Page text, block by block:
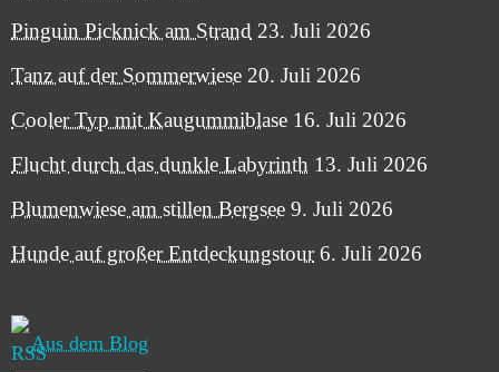
Pinguin Picknick am Strand 23. Juli 2026
Tanz auf der Sommerwiese 20. Juli 2026
Cooler Typ mit Kaugummiblase 16. Juli 2026
Flucht durch das dunkle Labyrinth 13. Juli 2026
Blumenwiese am stillen Bergsee 9. Juli 2026
Hunde auf großer Entdeckungstour 6. Juli 2026
Aus dem Blog